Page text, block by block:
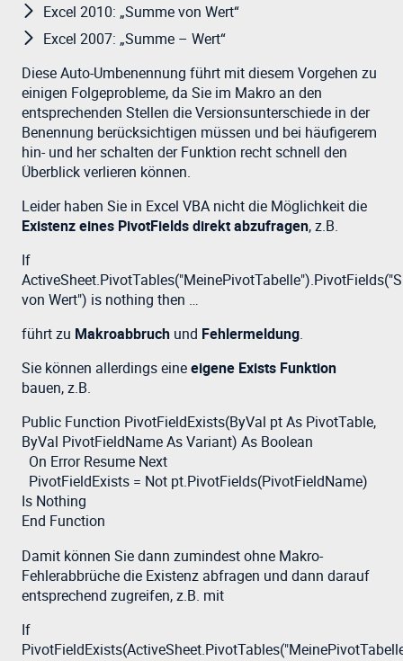
Excel 2010: „Summe von Wert“
Excel 2007: „Summe – Wert“
Diese Auto-Umbenennung führt mit diesem Vorgehen zu
einigen Folgeprobleme, da Sie im Makro an den
entsprechenden Stellen die Versionsunterschiede in der
Benennung berücksichtigen müssen und bei häufigerem
hin- und her schalten der Funktion recht schnell den
Überblick verlieren können.
Leider haben Sie in Excel VBA nicht die Möglichkeit die
Existenz eines PivotFields direkt abzufragen, z.B.
If
von Wert") is nothing then …
führt zu Makroabbruch und Fehlermeldung.
Sie können allerdings eineeigene Exists Funktion
bauen, z.B.
Public Function PivotFieldExists(ByVal pt As PivotTable,
ByVal PivotFieldName As Variant) As Boolean
On Error Resume Next
PivotFieldExists = Not pt.PivotFields(PivotFieldName)
Is Nothing
End Function
Damit können Sie dann zumindest ohne Makro-
Fehlerabbrüche die Existenz abfragen und dann darauf
entsprechend zugreifen, z.B. mit
If